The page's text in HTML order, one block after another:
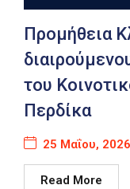
Προμήθεια
του
Περδίκα
25 Μαΐου, 2026
Read More